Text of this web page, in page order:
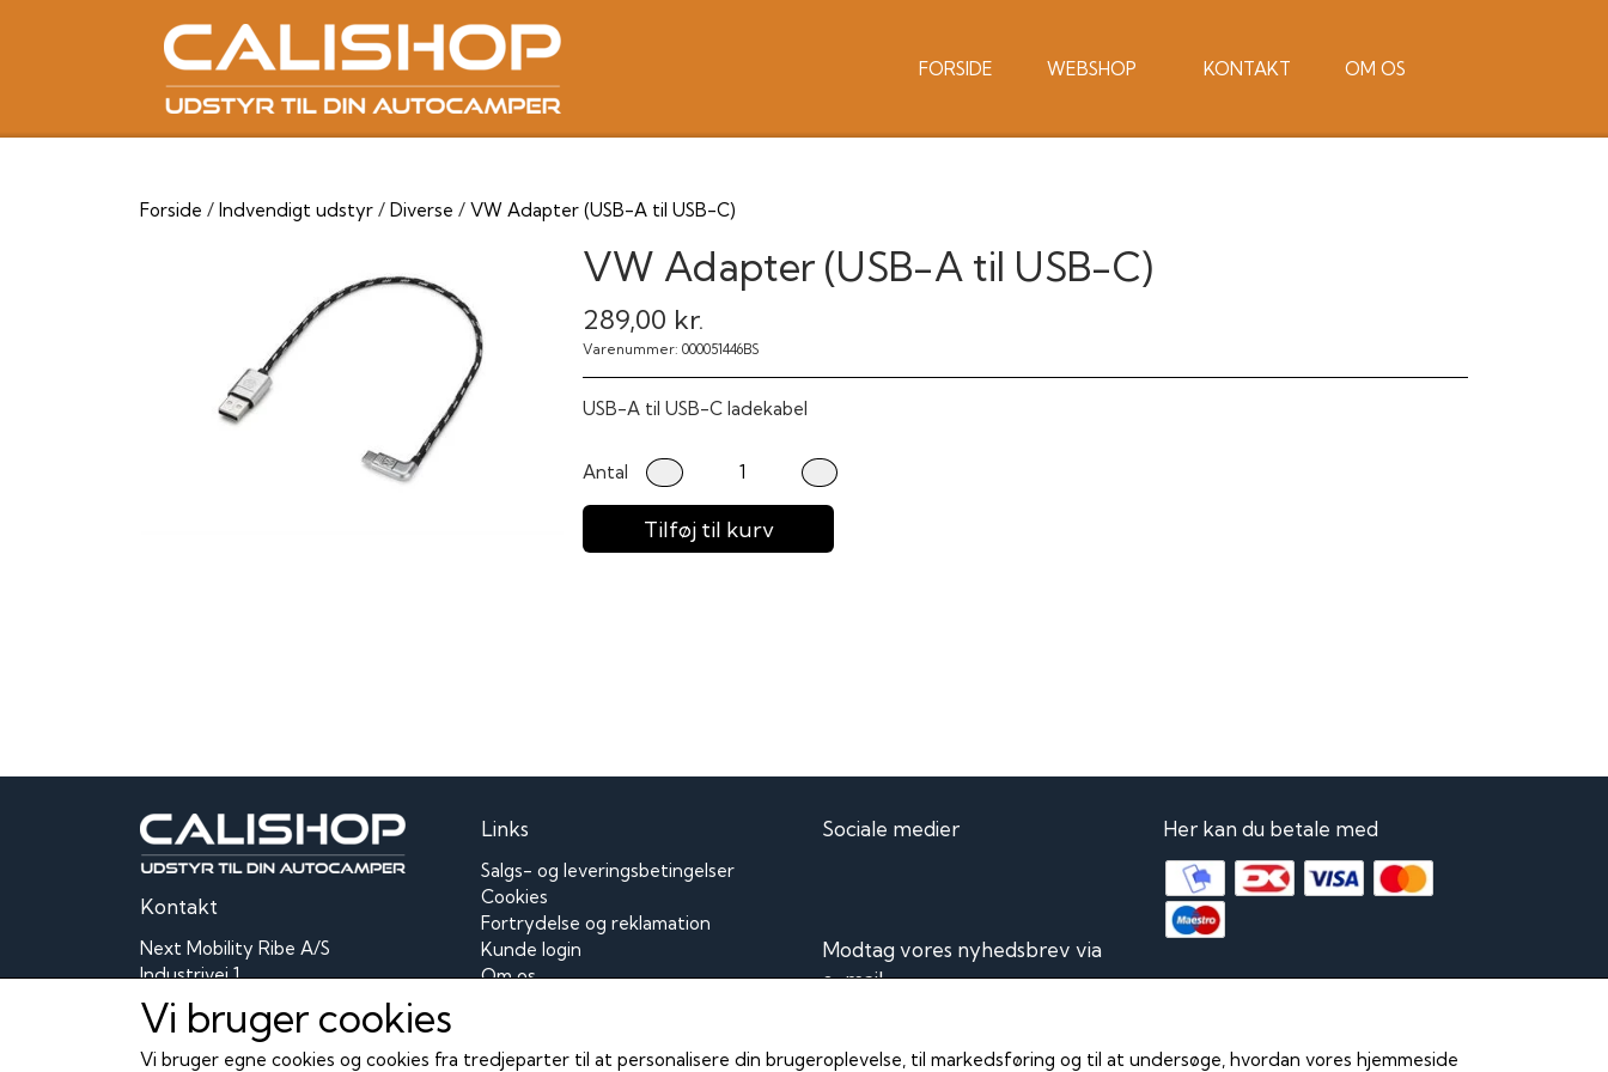
FORSIDE WEBSHOP KONTAKT OM OS
Forside Indvendigt udstyr Diverse VW Adapter (USB-A til USB-C)
VW Adapter (USB-A til USB-C)
289,00 kr.
Varenummer: 000051446BS
USB-A til USB-C ladekabel
Antal
Tilføj til kurv
Kontakt
Next Mobility Ribe A/S
Industrivej 1
6760 Ribe
Telefon: 75424200
CVR: 62639717
Links
Salgs- og leveringsbetingelser
Cookies
Fortrydelse og reklamation
Kunde login
Om os
Sociale medier
Modtag vores nyhedsbrev via
e-mail
Her kan du betale med
Vi bruger cookies
Vi bruger egne cookies og cookies fra tredjeparter til at personalisere din brugeroplevelse, til markedsføring og til at undersøge, hvordan vores hjemmeside